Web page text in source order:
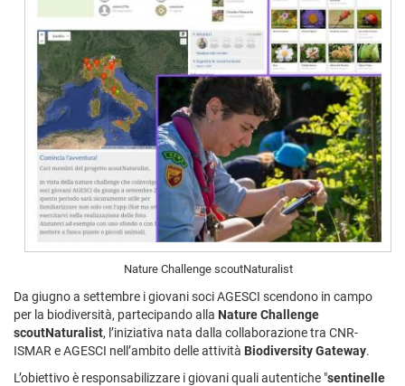
Nature Challenge scoutNaturalist
Da giugno a settembre i giovani soci AGESCI scendono in campo
per la biodiversità, partecipando alla Nature Challenge
scoutNaturalist, l’iniziativa nata dalla collaborazione tra CNR-
ISMAR e AGESCI nell’ambito delle attività Biodiversity Gateway.
L’obiettivo è responsabilizzare i giovani quali autentiche "sentinelle